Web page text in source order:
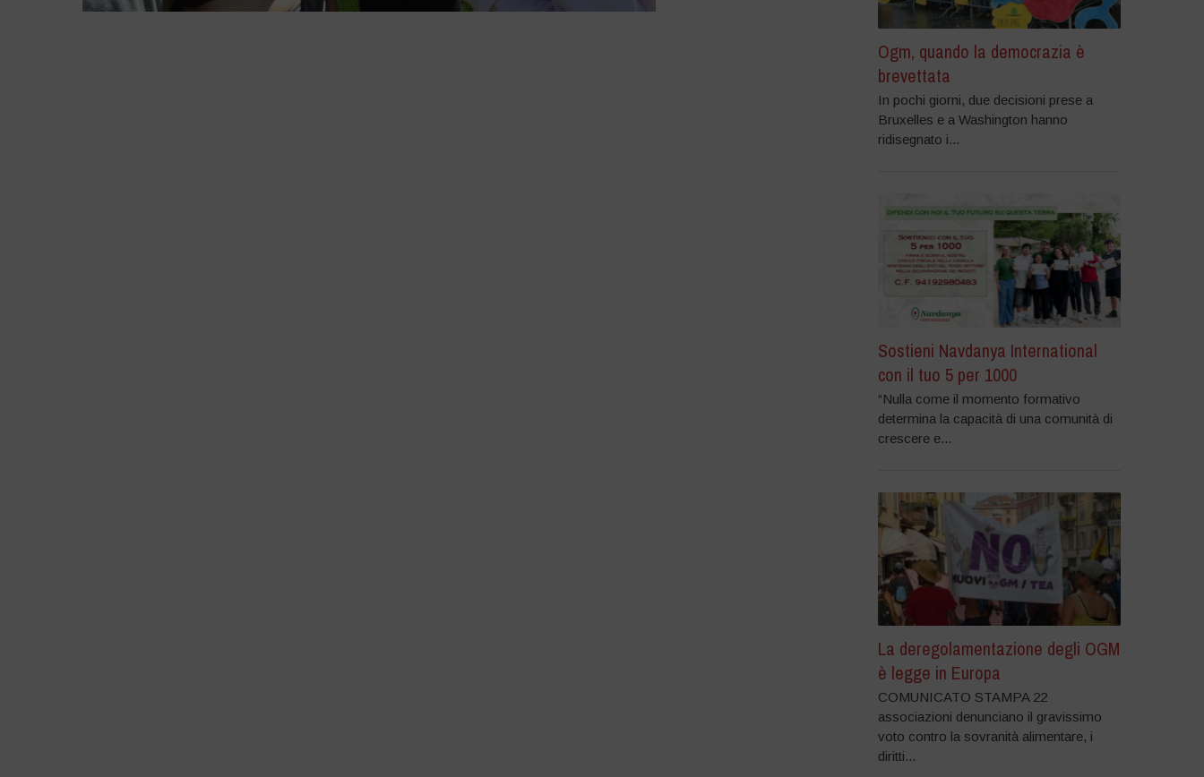
Ogm, quando la democrazia è
brevettata
In pochi giorni, due decisioni prese a
Bruxelles e a Washington hanno
ridisegnato i...
Sostieni Navdanya International
con il tuo 5 per 1000
“Nulla come il momento formativo
determina la capacità di una comunità di
crescere e...
La deregolamentazione degli OGM
è legge in Europa
COMUNICATO STAMPA 22
associazioni denunciano il gravissimo
voto contro la sovranità alimentare, i
diritti...